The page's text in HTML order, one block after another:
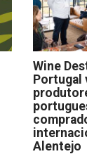
Wine
Portugal
Alentejo